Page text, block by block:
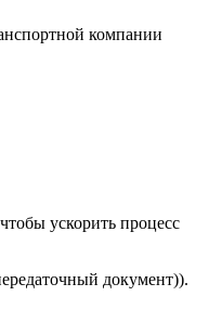
компании
ускорить процесс
документ)).